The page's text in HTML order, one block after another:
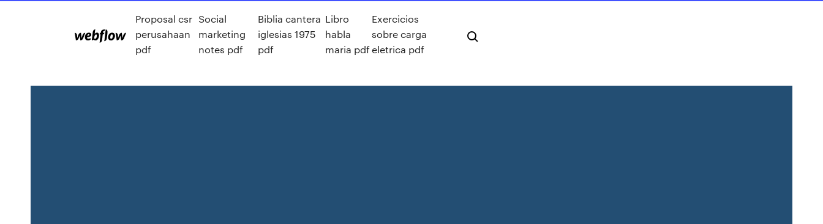
Proposal csr
perusahaan
pdf
Social
marketing
notes pdf
Biblia cantera
iglesias 1975
pdf
Libro
habla
maria pdf
Exercicios
sobre carga
eletrica pdf